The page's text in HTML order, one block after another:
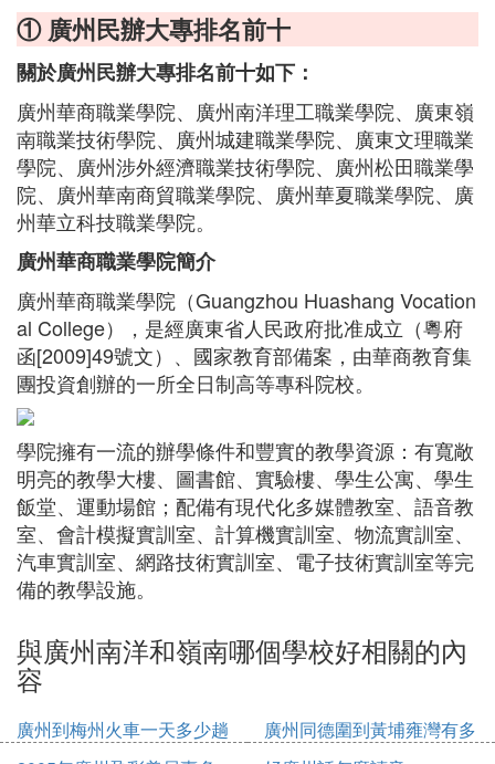
① 廣州民辦大專排名前十
關於廣州民辦大專排名前十如下：
廣州華商職業學院、廣州南洋理工職業學院、廣東嶺
南職業技術學院、廣州城建職業學院、廣東文理職業
學院、廣州涉外經濟職業技術學院、廣州松田職業學
院、廣州華南商貿職業學院、廣州華夏職業學院、廣
州華立科技職業學院。
廣州華商職業學院簡介
廣州華商職業學院（Guangzhou Huashang Vocation
al College），是經廣東省人民政府批准成立（粵府
函[2009]49號文）、國家教育部備案，由華商教育集
團投資創辦的一所全日制高等專科院校。
學院擁有一流的辦學條件和豐實的教學資源：有寬敞
明亮的教學大樓、圖書館、實驗樓、學生公寓、學生
飯堂、運動場館；配備有現代化多媒體教室、語音教
室、會計模擬實訓室、計算機實訓室、物流實訓室、
汽車實訓室、網路技術實訓室、電子技術實訓室等完
備的教學設施。
與廣州南洋和嶺南哪個學校好相關的內
容
廣州到梅州火車一天多少趟
廣州同德圍到黃埔雍灣有多
少公里